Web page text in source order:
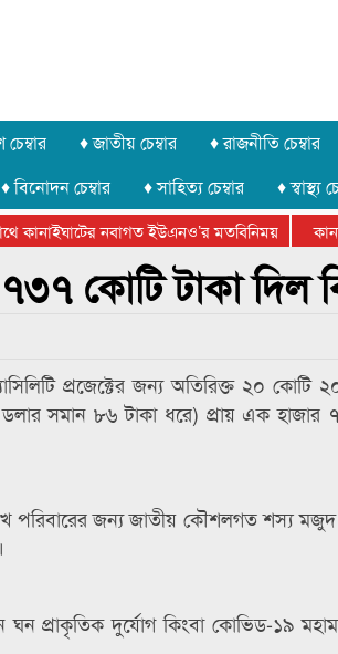
♦ জাতীয় চেম্বার ♦ রাজনীতি চেম্বার
♦ বিনোদন চেম্বার ♦ সাহিত্য চেম্বার ♦ স্বাস্থ্য
নবাগত ইউএনও’র মতবিনিময়
বিভাগীয় অভিনয় কর্মশালা সম্পন্ন
কোটি টাকা দিল
প্রজেক্টের জন্য অতিরিক্ত ২০ কোটি
ডলার সমান ৮৬ টাকা ধরে) প্রায় এক
পরিবারের জন্য জাতীয় কৌশলগত শস্য
ঘন প্রাকৃতিক দুর্যোগ কিংবা কোভিড-১৯